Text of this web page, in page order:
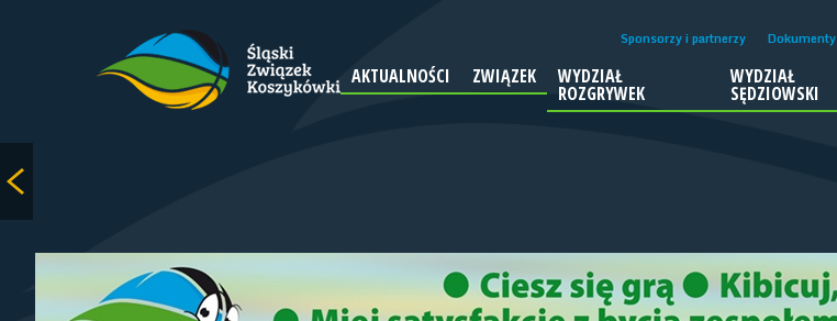
Sponsorzy i partnerzy Dokumenty
AKTUALNOŚCI ZWIĄZEK WYDZIAŁ
ROZGRYWEK
WYDZIAŁ
SĘDZIOWSKI